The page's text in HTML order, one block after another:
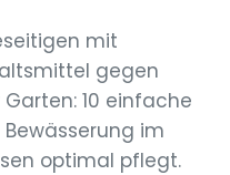
mit
gegen
10 einfache
im
optimal pflegt.